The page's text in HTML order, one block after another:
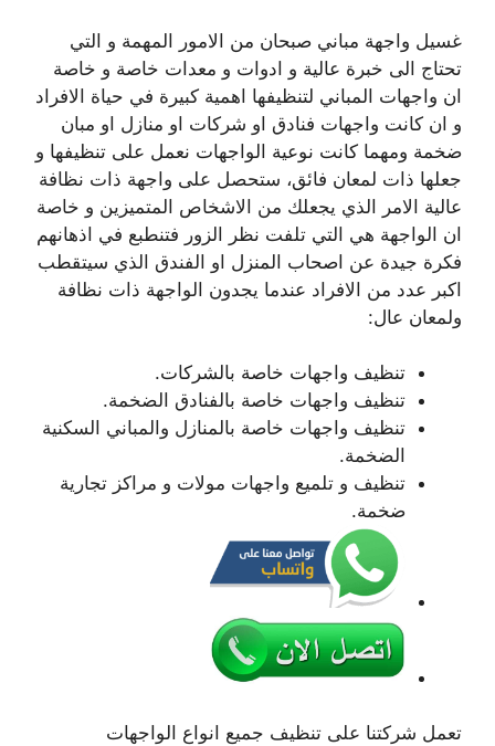
غسيل واجهة مباني صبحان من الامور المهمة و التي
تحتاج الى خبرة عالية و ادوات و معدات خاصة و خاصة
ان واجهات المباني لتنظيفها اهمية كبيرة في حياة الافراد
و ان كانت واجهات فنادق او شركات او منازل او مبان
ضخمة ومهما كانت نوعية الواجهات نعمل على تنظيفها و
جعلها ذات لمعان فائق، ستحصل على واجهة ذات نظافة
عالية الامر الذي يجعلك من الاشخاص المتميزين و خاصة
ان الواجهة هي التي تلفت نظر الزور فتنطبع في اذهانهم
فكرة جيدة عن اصحاب المنزل او الفندق الذي سيتقطب
اكبر عدد من الافراد عندما يجدون الواجهة ذات نظافة
ولمعان عال:
تنظيف واجهات خاصة بالشركات.
تنظيف واجهات خاصة بالفنادق الضخمة.
تنظيف واجهات خاصة بالمنازل والمباني السكنية
الضخمة.
تنظيف و تلميع واجهات مولات و مراكز تجارية
ضخمة.
تعمل شركتنا على تنظيف جميع انواع الواجهات